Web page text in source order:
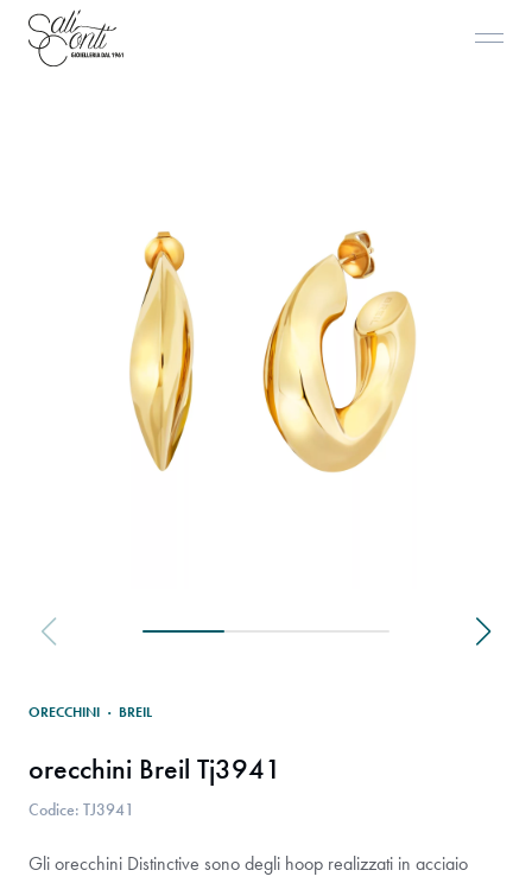
ORECCHINI · BREIL
orecchini Breil Tj3941
Codice: TJ3941
Gli orecchini Distinctive sono degli hoop realizzati in acciaio